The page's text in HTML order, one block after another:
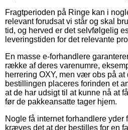
Fragtperioden på Ringe kan i
relevant forudsat vi står og skal
tid, og herved er det selvfølgelig
leveringstiden for det relevante
En masse e-forhandlere
række af deres varenumre,
herrering OXY, men vær obs på at
bestillingen placeres forinden et
at de har udsigt til at kunne nå at
før de pakkeansatte tager hjem.
Nogle få internet forhandlere yder
kræves det at der bestilles for en